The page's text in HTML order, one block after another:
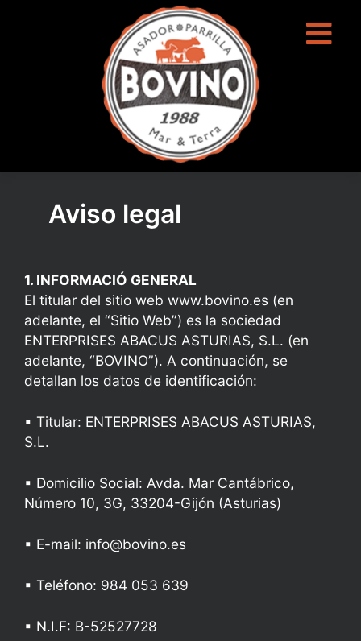
Aviso legal
1. INFORMACIÓ GENERAL
El titular del sitio web www.bovino.es (en
adelante, el “Sitio Web”) es la sociedad
ENTERPRISES ABACUS ASTURIAS, S.L. (en
adelante, “BOVINO”). A continuación, se
detallan los datos de identificación:
▪ Titular: ENTERPRISES ABACUS ASTURIAS,
S.L.
▪ Domicilio Social: Avda. Mar Cantábrico,
Número 10, 3G, 33204-Gijón (Asturias)
▪ E-mail: info@bovino.es
▪ Teléfono: 984 053 639
▪ N.I.F: B-52527728